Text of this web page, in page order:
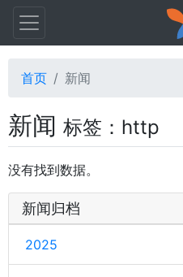
首页 新闻
新闻 标签：http
没有找到数据。
新闻归档
2025